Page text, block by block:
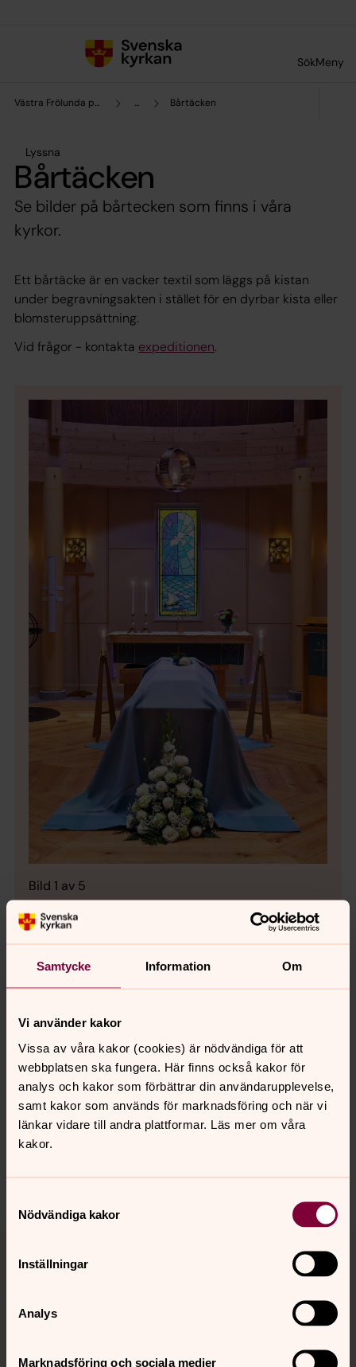
Samtycke Information Om
Vi använder kakor
Vissa av våra kakor (cookies) är nödvändiga för att
webbplatsen ska fungera. Här finns också kakor för
analys och kakor som förbättrar din användarupplevelse,
samt kakor som används för marknadsföring och när vi
länkar vidare till andra plattformar. Läs mer om våra
kakor.
Nödvändiga kakor
Inställningar
Analys
Marknadsföring och sociala medier
SökMeny
Västra Frölunda pastorat ... Bårtäcken
Lyssna
Bårtäcken
Se bilder på bårtecken som finns i våra
kyrkor.
Ett bårtäcke är en vacker textil som läggs på kistan
under begravningsakten i stället för en dyrbar kista eller
blomsteruppsättning.
Vid frågor - kontakta expeditionen.
Bild 1 av 5
Bårtäcket i Grevegårdens kyrka är blått i olika
nyanser.
Öppna bildspel
Senast ändrad 22 maj 2026
Synpunkter eller frågor på sidans
innehåll?
vastrafrolunda.pastorat@svenskakyrkan.se
Kontakt